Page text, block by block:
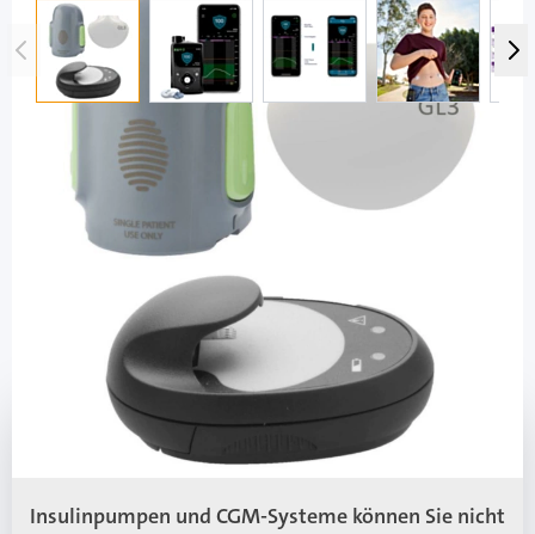
View larger imageView larger imageView larger image
View
Guardian Link 3 (Bluetooth) CGM-
Transmitterpaket für MiniMed 740G,
770G und 780G / 1 Set
114404
Mehr über das Produkt
Preis auf Anfrage
Insulinpumpen und CGM-Systeme können Sie nicht